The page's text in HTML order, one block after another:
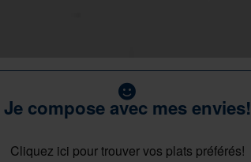
Je compose avec mes envies!
Cliquez ici pour trouver vos plats préférés!